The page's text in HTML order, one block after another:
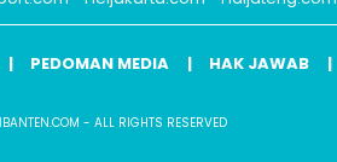
PEDOMAN MEDIA HAK JAWAB
- ALL RIGHTS RESERVED